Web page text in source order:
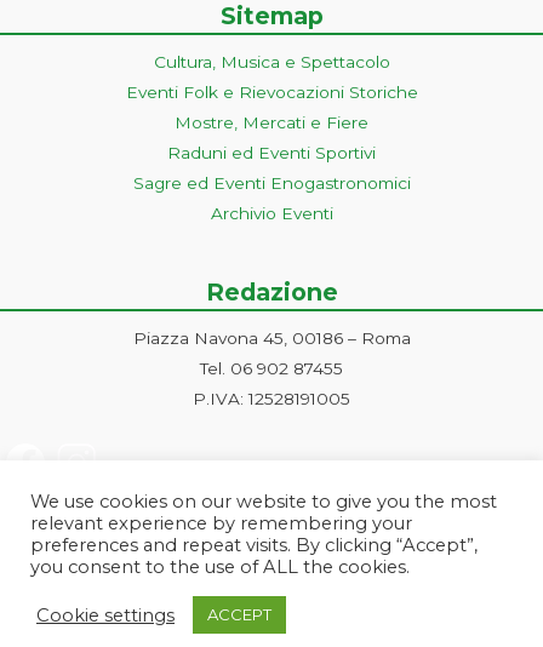
Sitemap
Cultura, Musica e Spettacolo
Eventi Folk e Rievocazioni Storiche
Mostre, Mercati e Fiere
Raduni ed Eventi Sportivi
Sagre ed Eventi Enogastronomici
Archivio Eventi
Redazione
Piazza Navona 45, 00186 – Roma
Tel. 06 902 87455
P.IVA: 12528191005
Roma | PI e CF: 12528191005 | markonetsrl@pec.it |
We use cookies on our website to give you the most
relevant experience by remembering your
preferences and repeat visits. By clicking “Accept”,
you consent to the use of ALL the cookies.
Cookie settings ACCEPT